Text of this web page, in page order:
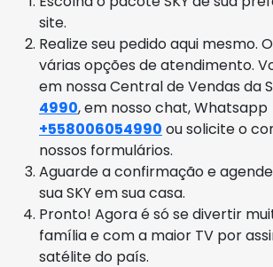
site.
Realize seu pedido aqui mesmo.
várias opções de atendimento.
em nossa Central de Vendas da
4990, em nosso chat, Whatsapp
+558006054990 ou solicite o
nossos formulários.
Aguarde a confirmação e
sua SKY em sua casa.
Pronto! Agora é só se divertir
família e com a maior TV por
satélite do país.